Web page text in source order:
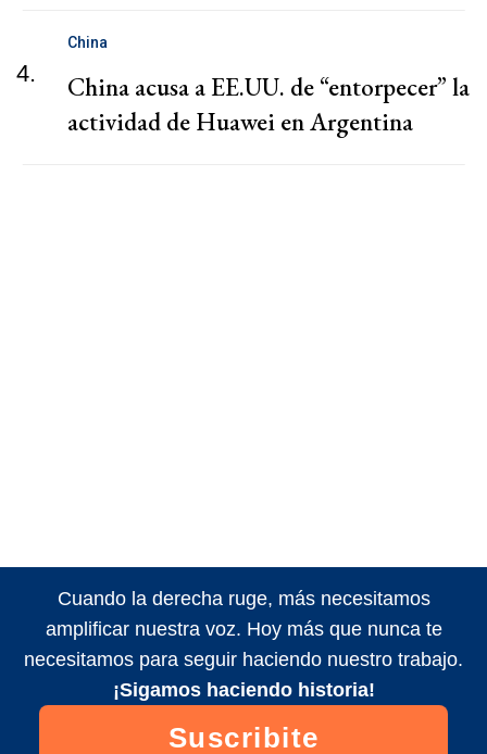
4.
China
China acusa a EE.UU. de “entorpecer” la
actividad de Huawei en Argentina
Cuando la derecha ruge, más necesitamos
amplificar nuestra voz. Hoy más que nunca te
necesitamos para seguir haciendo nuestro trabajo.
¡Sigamos haciendo historia!
Suscribite